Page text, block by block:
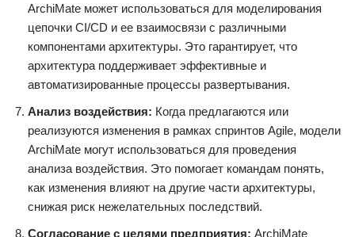
ArchiMate может использоваться для моделирования
цепочки CI/CD и ее взаимосвязи с различными
компонентами архитектуры. Это гарантирует, что
архитектура поддерживает эффективные и
автоматизированные процессы развертывания.
Анализ воздействия: Когда предлагаются или
реализуются изменения в рамках спринтов Agile, модели
ArchiMate могут использоваться для проведения
анализа воздействия. Это помогает командам понять,
как изменения влияют на другие части архитектуры,
снижая риск нежелательных последствий.
Согласование с целями предприятия: ArchiMate